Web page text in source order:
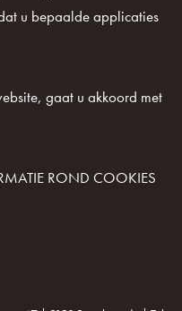
u bepaalde applicaties
gaat u akkoord met
ROND COOKIES